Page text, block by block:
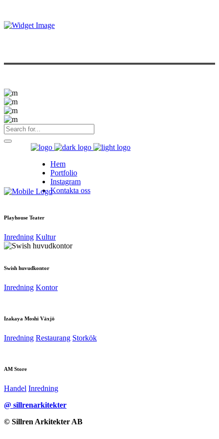
Hem
Portfolio
Instagram
Kontakta oss
Playhouse Teater
Inredning Kultur
Swish huvudkontor
Inredning Kontor
Izakaya Moshi Växjö
Inredning Restaurang Storkök
AM Store
Handel Inredning
@ sillrenarkitekter
© Sillren Arkitekter AB